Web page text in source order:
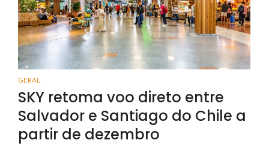
GERAL
SKY retoma voo direto entre
Salvador e Santiago do Chile a
partir de dezembro